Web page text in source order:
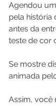
Agendou
pela história
antes da
teste de cor
Se mostre
animada
Assim, você